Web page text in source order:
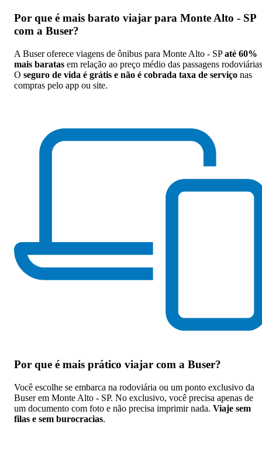
Por que é mais barato viajar para Monte Alto - SP
com a Buser?
A Buser oferece viagens de ônibus para Monte Alto - SPaté 60%
mais baratas em relação ao preço médio das passagens
O seguro de vida é grátis e não é cobrada taxa de serviço nas
compras pelo app ou site.
Por que é mais prático viajar com a Buser?
Você escolhe se embarca na rodoviária ou um ponto exclusivo da
Buser em Monte Alto - SP. No exclusivo, você precisa apenas de
um documento com foto e não precisa imprimir nada. Viaje sem
filas e sem burocracias.